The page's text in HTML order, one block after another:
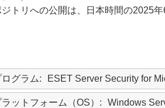
ジトリへの公開は、日本時間の2025年
ログラム ESET Server Security for
ラットフォーム（OS） Windows